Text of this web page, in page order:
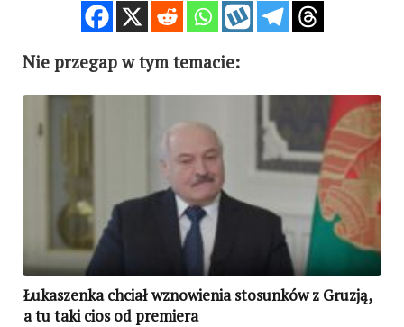
Nie przegap w tym temacie:
Łukaszenka chciał wznowienia stosunków z Gruzją,
a tu taki cios od premiera